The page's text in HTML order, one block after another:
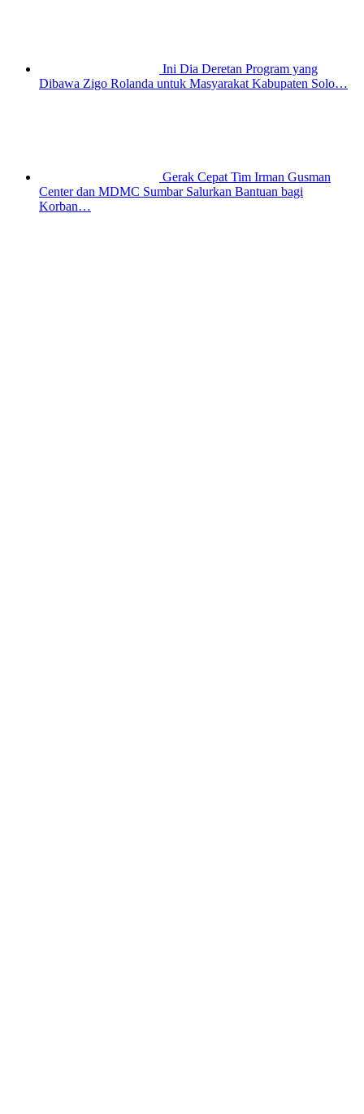
Ini Dia Deretan Program yang
Dibawa Zigo Rolanda untuk Masyarakat Kabupaten Solo…
Gerak Cepat Tim Irman Gusman
Center dan MDMC Sumbar Salurkan Bantuan bagi
Korban…